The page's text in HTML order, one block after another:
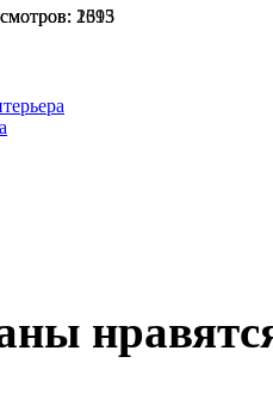
1695
2313